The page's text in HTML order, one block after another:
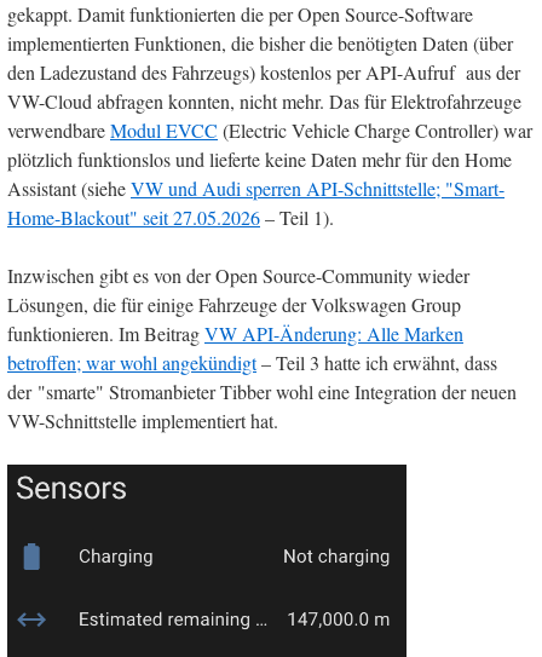
gekappt. Damit funktionierten die per Open Source-Software
implementierten Funktionen, die bisher die benötigten Daten (über
den Ladezustand des Fahrzeugs) kostenlos per API-Aufruf aus der
VW-Cloud abfragen konnten, nicht mehr. Das für Elektrofahrzeuge
verwendbareModul EVCC (Electric Vehicle Charge Controller) war
plötzlich funktionslos und lieferte keine Daten mehr für den Home
Assistant (sieheVW und Audi sperren API-Schnittstelle; "Smart-
Home-Blackout" seit 27.05.2026– Teil 1).
Inzwischen gibt es von der Open Source-Community wieder
Lösungen, die für einige Fahrzeuge der Volkswagen Group
funktionieren. Im BeitragVW API-Änderung: Alle Marken
betroffen; war wohl angekündigt– Teil 3 hatte ich erwähnt, dass
der "smarte" Stromanbieter Tibber wohl eine Integration der neuen
VW-Schnittstelle implementiert hat.